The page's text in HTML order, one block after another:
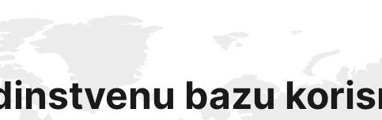
bazu